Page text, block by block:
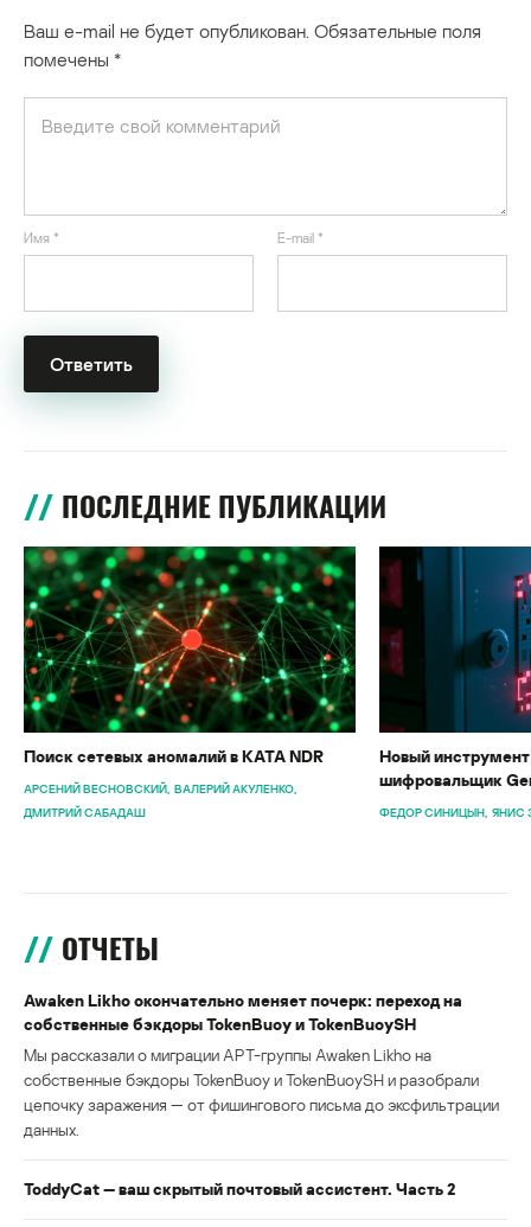
Ваш e-mail не будет опубликован. Обязательные поля
помечены *
Имя * E-mail *
ПОСЛЕДНИЕ ПУБЛИКАЦИИ
Поиск сетевых аномалий в KATA NDR
АРСЕНИЙ ВЕСНОВСКИЙ ВАЛЕРИЙ АКУЛЕНКО
ДМИТРИЙ САБАДАШ
Новый
шифровальщик
ФЕДОР СИНИЦЫН ЯНИС
ОТЧЕТЫ
Awaken Likho окончательно меняет почерк: переход на
собственные бэкдоры TokenBuoy и TokenBuoySH
Мы рассказали о миграции APT-группы Awaken Likho на
собственные бэкдоры TokenBuoy и TokenBuoySH и разобрали
цепочку заражения — от фишингового письма до эксфильтрации
данных.
ToddyCat — ваш скрытый почтовый ассистент. Часть 2